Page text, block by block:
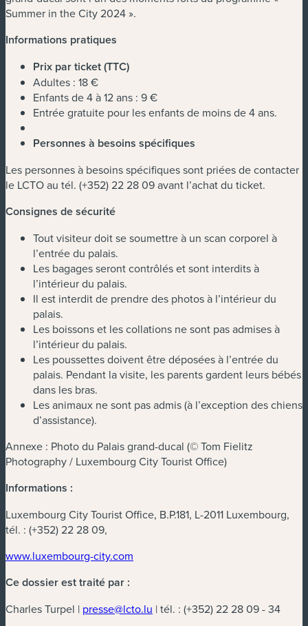
Summer in the City 2024 ».
Informations pratiques
Prix par ticket (TTC)
Adultes : 18 €
Enfants de 4 à 12 ans : 9 €
Entrée gratuite pour les enfants de moins de 4 ans.
Personnes à besoins spécifiques
Les personnes à besoins spécifiques sont priées de contacter
le LCTO au tél. (+352) 22 28 09 avant l’achat du ticket.
Consignes de sécurité
Tout visiteur doit se soumettre à un scan corporel à
l’entrée du palais.
Les bagages seront contrôlés et sont interdits à
l’intérieur du palais.
Il est interdit de prendre des photos à l’intérieur du
palais.
Les boissons et les collations ne sont pas admises à
l’intérieur du palais.
Les poussettes doivent être déposées à l’entrée du
palais. Pendant la visite, les parents gardent leurs bébés
dans les bras.
Les animaux ne sont pas admis (à l’exception des chiens
d’assistance).
Annexe : Photo du Palais grand-ducal (© Tom Fielitz
Photography / Luxembourg City Tourist Office)
Informations :
Luxembourg City Tourist Office, B.P.181, L-2011 Luxembourg,
tél. : (+352) 22 28 09,
www.luxembourg-city.com
Ce dossier est traité par :
Charles Turpel | presse@lcto.lu | tél. : (+352) 22 28 09 - 34